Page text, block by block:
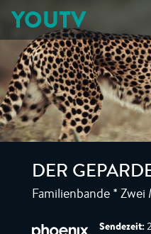
YOUTV
DER
Familienbande *
Sendezeit: